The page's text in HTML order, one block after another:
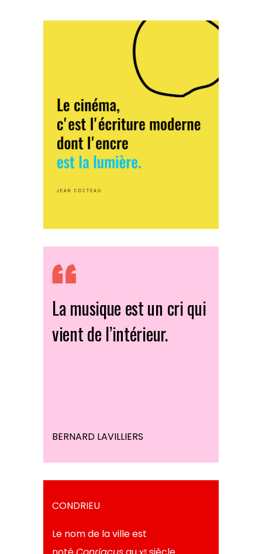
La musique est un cri qui
vient de l’intérieur.
BERNARD LAVILLIERS
CONDRIEU
Le nom de la ville est
e